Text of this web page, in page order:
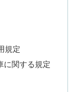
規定
に関する規定